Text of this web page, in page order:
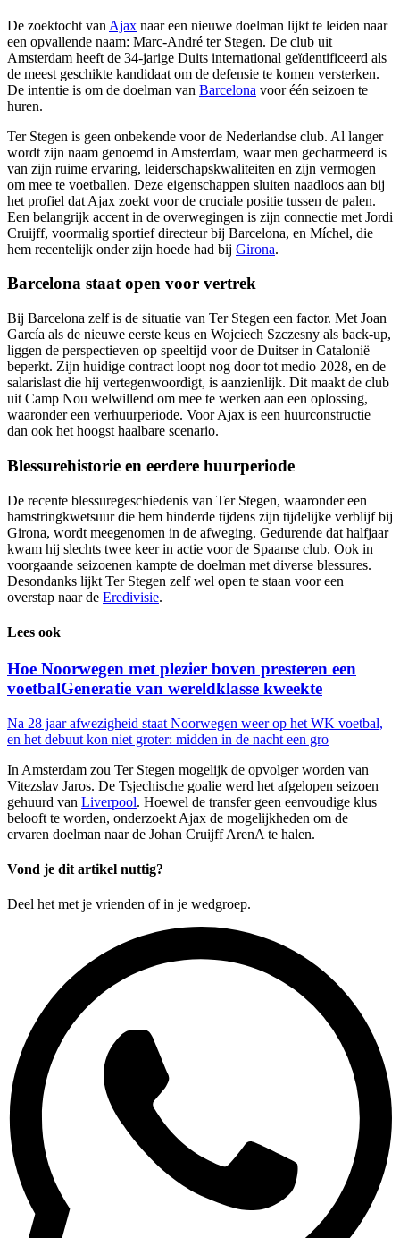
De zoektocht van Ajax naar een nieuwe doelman lijkt te leiden naar
een opvallende naam: Marc-André ter Stegen. De club uit
Amsterdam heeft de 34-jarige Duits international geïdentificeerd als
de meest geschikte kandidaat om de defensie te komen versterken.
De intentie is om de doelman van Barcelona voor één seizoen te
huren.
Ter Stegen is geen onbekende voor de Nederlandse club. Al langer
wordt zijn naam genoemd in Amsterdam, waar men gecharmeerd is
van zijn ruime ervaring, leiderschapskwaliteiten en zijn vermogen
om mee te voetballen. Deze eigenschappen sluiten naadloos aan bij
het profiel dat Ajax zoekt voor de cruciale positie tussen de palen.
Een belangrijk accent in de overwegingen is zijn connectie met Jordi
Cruijff, voormalig sportief directeur bij Barcelona, en Míchel, die
hem recentelijk onder zijn hoede had bij Girona.
Barcelona staat open voor vertrek
Bij Barcelona zelf is de situatie van Ter Stegen een factor. Met Joan
García als de nieuwe eerste keus en Wojciech Szczesny als back-up,
liggen de perspectieven op speeltijd voor de Duitser in Catalonië
beperkt. Zijn huidige contract loopt nog door tot medio 2028, en de
salarislast die hij vertegenwoordigt, is aanzienlijk. Dit maakt de club
uit Camp Nou welwillend om mee te werken aan een oplossing,
waaronder een verhuurperiode. Voor Ajax is een huurconstructie
dan ook het hoogst haalbare scenario.
Blessurehistorie en eerdere huurperiode
De recente blessuregeschiedenis van Ter Stegen, waaronder een
hamstringkwetsuur die hem hinderde tijdens zijn tijdelijke verblijf bij
Girona, wordt meegenomen in de afweging. Gedurende dat halfjaar
kwam hij slechts twee keer in actie voor de Spaanse club. Ook in
voorgaande seizoenen kampte de doelman met diverse blessures.
Desondanks lijkt Ter Stegen zelf wel open te staan voor een
overstap naar de Eredivisie.
Lees ook
Hoe Noorwegen met plezier boven presteren een
voetbalGeneratie van wereldklasse kweekte
Na 28 jaar afwezigheid staat Noorwegen weer op het WK voetbal,
en het debuut kon niet groter: midden in de nacht een gro
In Amsterdam zou Ter Stegen mogelijk de opvolger worden van
Vitezslav Jaros. De Tsjechische goalie werd het afgelopen seizoen
gehuurd van Liverpool. Hoewel de transfer geen eenvoudige klus
belooft te worden, onderzoekt Ajax de mogelijkheden om de
ervaren doelman naar de Johan Cruijff ArenA te halen.
Vond je dit artikel nuttig?
Deel het met je vrienden of in je wedgroep.